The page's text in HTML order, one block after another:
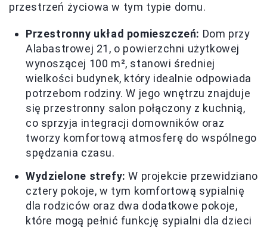
przestrzeń życiowa w tym typie domu.
Przestronny układ pomieszczeń: Dom przy
Alabastrowej 21, o powierzchni użytkowej
wynoszącej 100 m², stanowi średniej
wielkości budynek, który idealnie odpowiada
potrzebom rodziny. W jego wnętrzu znajduje
się przestronny salon połączony z kuchnią,
co sprzyja integracji domowników oraz
tworzy komfortową atmosferę do wspólnego
spędzania czasu.
Wydzielone strefy: W projekcie przewidziano
cztery pokoje, w tym komfortową sypialnię
dla rodziców oraz dwa dodatkowe pokoje,
które mogą pełnić funkcję sypialni dla dzieci